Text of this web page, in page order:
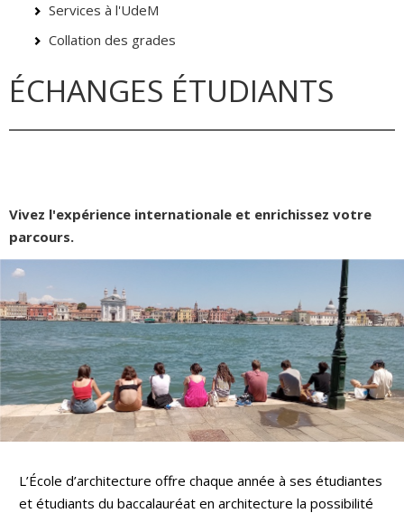
Services à l'UdeM
Collation des grades
ÉCHANGES ÉTUDIANTS
Vivez l'expérience internationale et enrichissez votre
parcours.
L’École d’architecture offre chaque année à ses étudiantes
et étudiants du baccalauréat en architecture la possibilité